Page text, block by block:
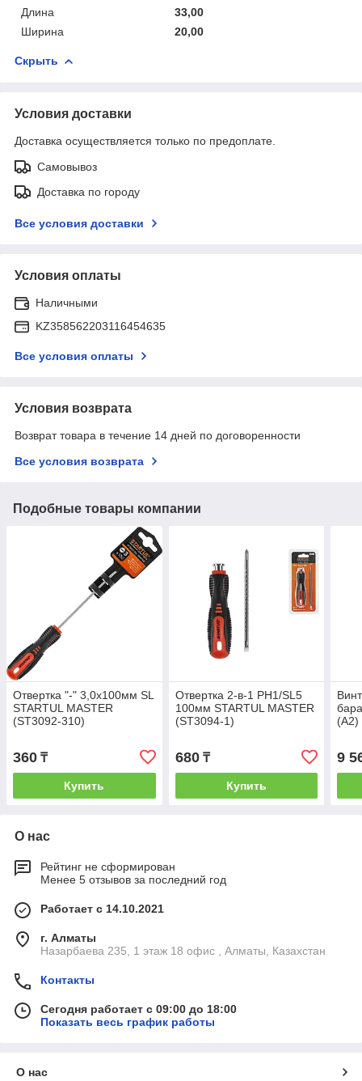
Длина
33,00
Ширина
20,00
Скрыть
Условия доставки
Доставка осуществляется только по предоплате.
Самовывоз
Доставка по городу
Все условия доставки
Условия оплаты
Наличными
KZ358562203116454635
Все условия оплаты
Условия возврата
Возврат товара в течение 14 дней по договоренности
Все условия возврата
Подобные товары компании
Отвертка "-" 3,0х100мм SL
STARTUL MASTER
(ST3092-310)
360 ₸
Купить
Отвертка 2-в-1 PH1/SL5
100мм STARTUL MASTER
(ST3094-1)
680₸
Купить
(А2)
9
О нас
Рейтинг не сформирован
Менее 5 отзывов за последний год
Работает с 14.10.2021
г. Алматы
Назарбаева 235, 1 этаж 18 офис , Алматы, Казахстан
Контакты
Сегодня работает с 09:00 до 18:00
Показать весь график работы
О нас